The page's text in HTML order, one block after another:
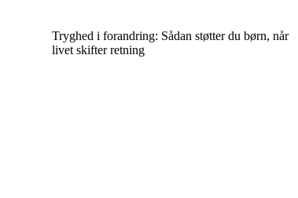
Tryghed i forandring: Sådan støtter du børn, når
livet skifter retning